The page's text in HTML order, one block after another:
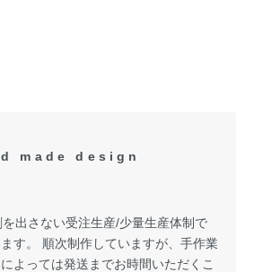
made design
出さない受注生産/少量生産体制で
す。 順次制作していますが、手作業
よっては発送までお時間いただくこ